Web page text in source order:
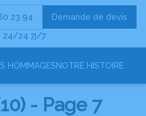
24/24 7j/7
23 94 Demande de devis
HOMMAGESNOTRE HISTOIRE
- Page 7